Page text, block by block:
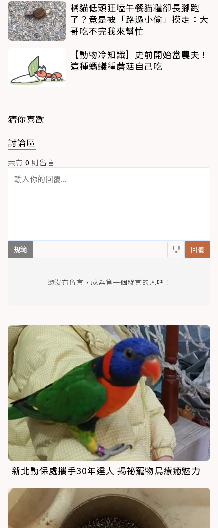
橘貓低頭狂嗑午餐貓糧卻長腳跑
了？竟是被「路過小偷」摸走：大
哥吃不完我來幫忙
【動物冷知識】史前開始當農夫！
這種螞蟻種蘑菇自己吃
猜你喜歡
討論區
共有 0 則留言
規範 回覆
還沒有留言，成為第一個發言的人吧！
新北動保處攜手30年達人 揭祕寵物鳥療癒魅力